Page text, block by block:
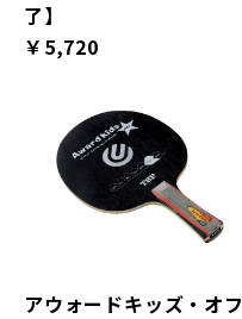
了】
￥5,720
アウォードキッズ・オフ